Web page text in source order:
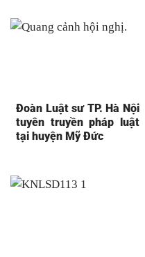
Đoàn Luật sư TP. Hà Nội
tuyên truyền pháp luật
tại huyện Mỹ Đức